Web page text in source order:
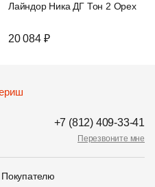
Лайндор Ника ДГ Тон 2 Орех
20 084 ₽
+7 (812) 409-33-41
Перезвоните мне
Покупателю